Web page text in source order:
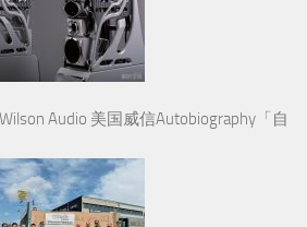
Audio 美国威信Autobiography「自